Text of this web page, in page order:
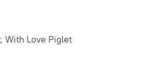
With Love Piglet